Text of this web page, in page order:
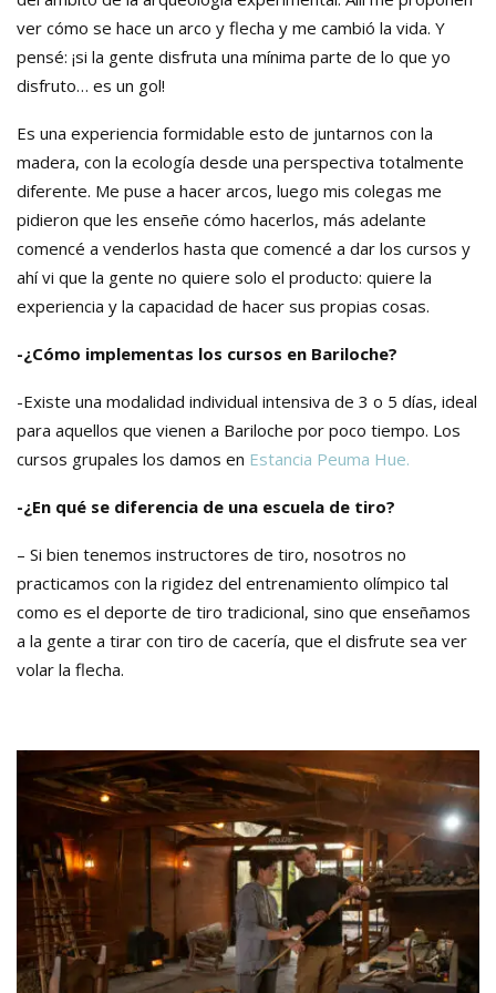
ver cómo se hace un arco y flecha y me cambió la vida. Y
pensé: ¡si la gente disfruta una mínima parte de lo que yo
disfruto… es un gol!
Es una experiencia formidable esto de juntarnos con la
madera, con la ecología desde una perspectiva totalmente
diferente. Me puse a hacer arcos, luego mis colegas me
pidieron que les enseñe cómo hacerlos, más adelante
comencé a venderlos hasta que comencé a dar los cursos y
ahí vi que la gente no quiere solo el producto: quiere la
experiencia y la capacidad de hacer sus propias cosas.
-¿Cómo implementas los cursos en Bariloche?
-Existe una modalidad individual intensiva de 3 o 5 días, ideal
para aquellos que vienen a Bariloche por poco tiempo. Los
cursos grupales los damos en Estancia Peuma Hue.
-¿En qué se diferencia de una escuela de tiro?
– Si bien tenemos instructores de tiro, nosotros no
practicamos con la rigidez del entrenamiento olímpico tal
como es el deporte de tiro tradicional, sino que enseñamos
a la gente a tirar con tiro de cacería, que el disfrute sea ver
volar la flecha.